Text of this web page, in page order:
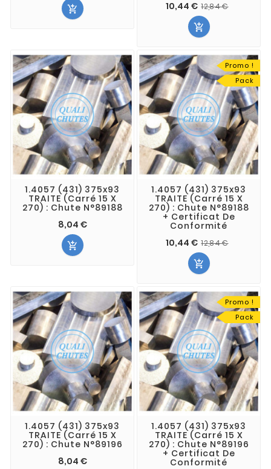
 10,44 € 12,84 €

1.4057 (431) 375x93
TRAITE (Carré 15 X
270) : Chute N°89188
8,04 €

Promo !
Pack
1.4057 (431) 375x93
TRAITE (Carré 15 X
270) : Chute N°89188
+ Certificat De
Conformité
10,44 € 12,84 €

1.4057 (431) 375x93
TRAITE (Carré 15 X
270) : Chute N°89196
8,04 €
Promo !
Pack
1.4057 (431) 375x93
TRAITE (Carré 15 X
270) : Chute N°89196
+ Certificat De
Conformité